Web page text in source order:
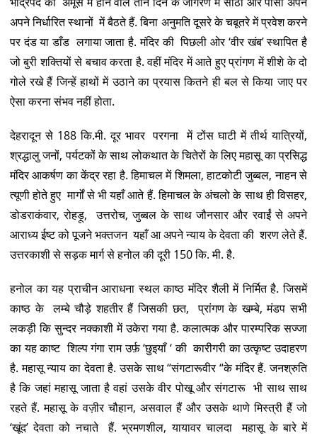
अपने निर्धारित स्थानों में बैठते हैं. बिना अनुमति दूसरे के चबूतरे में प्रवेश करने
पर दंड या डाँड लगाया जाता है. मंदिर की पिछली ओर ‘वीर खंब’ स्थापित है
जो बुरी शक्तियों से बचाव करता है. वहीं मंदिर में आते हुए प्रांगण में शीशे के दो
गोले रखे हैं जिन्हें हाथों में उठाने का प्रयास कितने ही बल से किया जाए पर
ऐसा करना संभव नहीं होता.
देहरादून से 188 कि.मी. दूर भावर परगना में टोंस घाटी में तीर्थ यात्रियों,
श्रद्धालु जनों, पर्यटकों के साथ लोकथात के चितेरों के लिए महासू का प्रसिद्ध
मंदिर आकर्षण का केंद्र रहा है. हिमाचल में शिमला, हाटकोटी जुब्बल, नाहन से
त्यूणी होते हुए मार्गों से भी यहाँ आते हैं. हिमाचल के अंचलो के साथ ही विसहर,
डोडराकंवार, रोहड़ू, उत्तरोच, जुब्बल के साथ जौनसार और रवाईं से अपने
आराध्य ईष्ट को पूजने भक्तजन यहाँ आ अपने न्याय के देवता की शरण लेते हैं.
उत्तरकाशी से सड़क मार्ग से हनोल की दूरी 150 कि. मी. है.
हनोल का यह प्राचीन आराधना स्थल काष्ठ मंदिर शैली में निर्मित है. जिसमें
काष्ठ के लम्बे चौड़े शहतीर हैं जिसकी छत, प्रांगण के खम्बे, मंडप सभी
लकड़ी कि सुन्दर नक्काशी में उकेरा गया है. कलात्मक और पारम्परिक सज्जा
का यह काष्ट शिल्प गंगा राम उर्फ़ ‘छुइयाँ ‘ की कारीगरी का उत्कृष्ट उदाहरण
है. महासू न्याय का देवता है. उसके साथ “संगटारूवीर “के मंदिर हैं. जनश्रुति
है कि जहां महासू जाता है वहां उसके वीर पोखू और संगटारू भी साथ साथ
रहते हैं. महासू के वज़ीर चौहान, असवाल हैं और उसके थाणे मिस्त्री हैं जो
‘खूंद’ देवता को नचाते हैं. भ्रमणशील, यायावर चालदा महासू के बारे में